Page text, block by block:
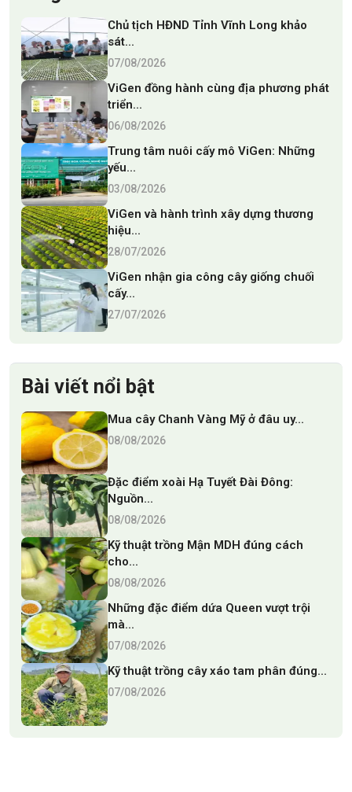
Chủ tịch HĐND Tỉnh Vĩnh Long khảo
sát...
07/08/2026
ViGen đồng hành cùng địa phương phát
triển...
06/08/2026
Trung tâm nuôi cấy mô ViGen: Những
yếu...
03/08/2026
ViGen và hành trình xây dựng thương
hiệu...
28/07/2026
ViGen nhận gia công cây giống chuối
cấy...
27/07/2026
Bài viết nổi bật
Mua cây Chanh Vàng Mỹ ở đâu uy...
08/08/2026
Đặc điểm xoài Hạ Tuyết Đài Đông:
Nguồn...
08/08/2026
Kỹ thuật trồng Mận MDH đúng cách
cho...
08/08/2026
Những đặc điểm dứa Queen vượt trội
mà...
07/08/2026
Kỹ thuật trồng cây xáo tam phân đúng...
07/08/2026